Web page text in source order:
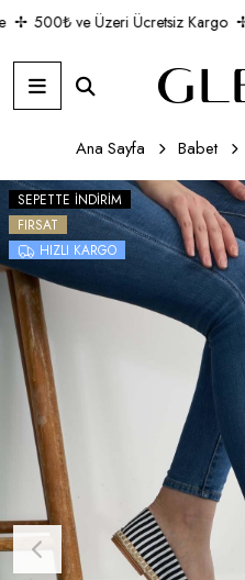
500₺ ve Üzeri Ücretsiz Kargo
Ana Sayfa Babet
SEPETTE İNDIRIM
FIRSAT
HIZLI KARGO